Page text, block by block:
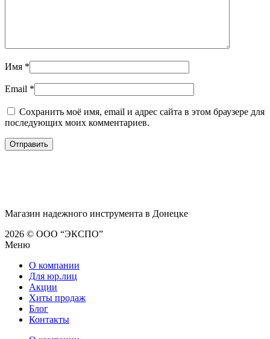
Имя *
Email *
Сохранить моё имя, email и адрес сайта в этом браузере для
последующих моих комментариев.
Магазин надежного инструмента в Донецке
2026 © ООО “ЭКСПО”
Меню
О компании
Для юр.лиц
Акции
Хиты продаж
Блог
Контакты